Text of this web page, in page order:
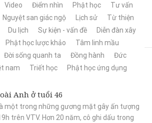
Video Điểm nhìn Phật học
Tư vấn
Nguyệt san giác ngộ Lịch sử
Từ thiện
Du lịch Sự kiện - vấn đề
Diễn đàn xây
Phật học lược khảo
Tâm linh mầu
Đời sống quanh ta Đồng hành
Đức
nam Triết học Phật học ứng dụng
Anh ở tuổi 46
một trong những gương mặt gây ấn tượng
trên VTV. Hơn 20 năm, cô ghi dấu trong